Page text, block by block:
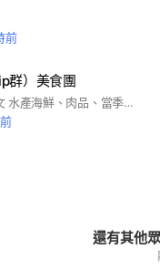
前
群）美食團
#九香妹🔛#莊文文 水產海鮮、肉品、當季蔬果
還有其他